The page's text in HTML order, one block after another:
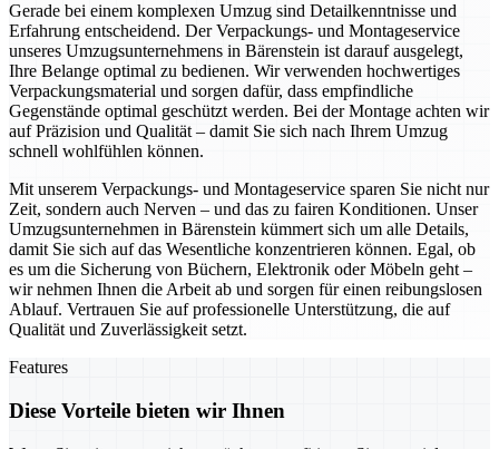
Gerade bei einem komplexen Umzug sind Detailkenntnisse und
Erfahrung entscheidend. Der Verpackungs- und Montageservice
unseres Umzugsunternehmens in Bärenstein ist darauf ausgelegt,
Ihre Belange optimal zu bedienen. Wir verwenden hochwertiges
Verpackungsmaterial und sorgen dafür, dass empfindliche
Gegenstände optimal geschützt werden. Bei der Montage achten wir
auf Präzision und Qualität – damit Sie sich nach Ihrem Umzug
schnell wohlfühlen können.
Mit unserem Verpackungs- und Montageservice sparen Sie nicht nur
Zeit, sondern auch Nerven – und das zu fairen Konditionen. Unser
Umzugsunternehmen in Bärenstein kümmert sich um alle Details,
damit Sie sich auf das Wesentliche konzentrieren können. Egal, ob
es um die Sicherung von Büchern, Elektronik oder Möbeln geht –
wir nehmen Ihnen die Arbeit ab und sorgen für einen reibungslosen
Ablauf. Vertrauen Sie auf professionelle Unterstützung, die auf
Qualität und Zuverlässigkeit setzt.
Features
Diese Vorteile bieten wir Ihnen